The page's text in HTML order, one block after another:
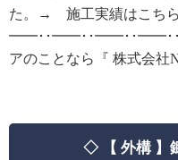
た。→ 施工実績はこ
━━･･━━･･━━･･━━･･
アのことなら『 株式会社
全力でお客様のお困りご
◇ 【 外構 】